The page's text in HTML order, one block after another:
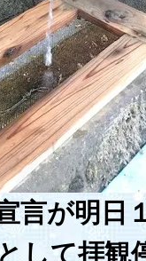
言が明日
して拝観